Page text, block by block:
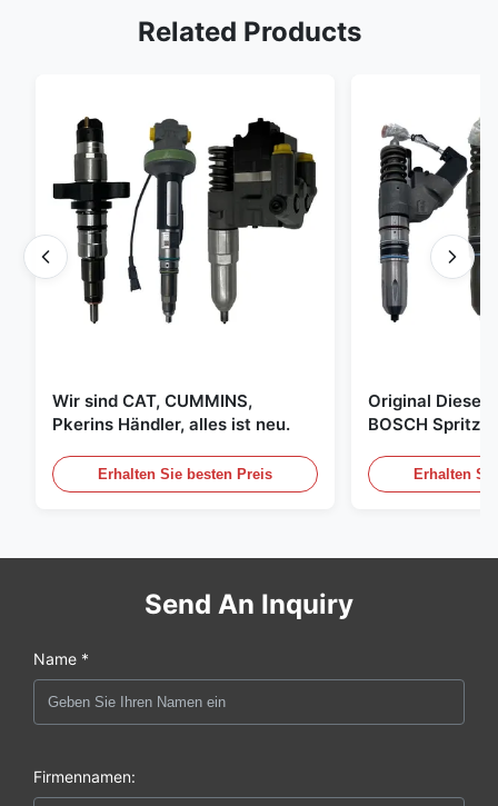
Related Products
Wir sind CAT, CUMMINS,
Pkerins Händler, alles ist neu.
Erhalten Sie besten Preis
Original Diesel
BOSCH
Erhalten
Send An Inquiry
Name *
Firmennamen: